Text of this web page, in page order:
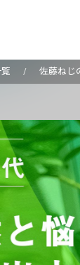
佐藤ねじ